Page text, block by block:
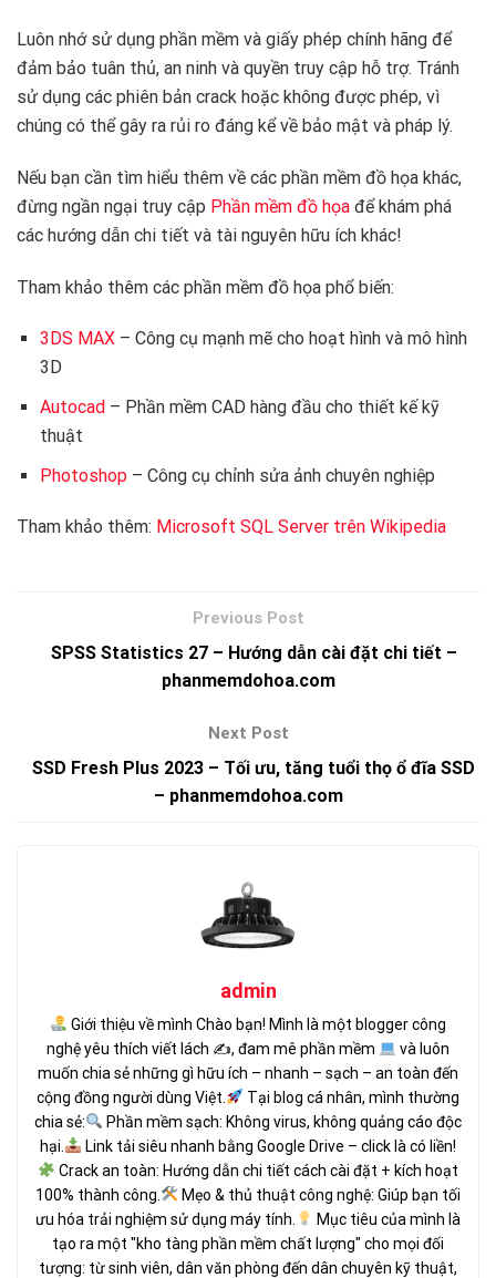
Luôn nhớ sử dụng phần mềm và giấy phép chính hãng để
đảm bảo tuân thủ, an ninh và quyền truy cập hỗ trợ. Tránh
sử dụng các phiên bản crack hoặc không được phép, vì
chúng có thể gây ra rủi ro đáng kể về bảo mật và pháp lý.
Nếu bạn cần tìm hiểu thêm về các phần mềm đồ họa khác,
đừng ngần ngại truy cập Phần mềm đồ họa để khám phá
các hướng dẫn chi tiết và tài nguyên hữu ích khác!
Tham khảo thêm các phần mềm đồ họa phổ biến:
3DS MAX– Công cụ mạnh mẽ cho hoạt hình và mô hình
3D
Autocad– Phần mềm CAD hàng đầu cho thiết kế kỹ
thuật
Photoshop– Công cụ chỉnh sửa ảnh chuyên nghiệp
Tham khảo thêm: Microsoft SQL Server trên Wikipedia
SPSS Statistics 27 – Hướng dẫn cài đặt chi tiết –
phanmemdohoa.com
SSD Fresh Plus 2023 – Tối ưu, tăng tuổi thọ ổ đĩa SSD
– phanmemdohoa.com
admin
Giới thiệu về mình Chào bạn! Mình là một blogger công
nghệ yêu thích viết lách ✍, đam mê phần mềm
và luôn
muốn chia sẻ những gì hữu ích – nhanh – sạch – an toàn đến
cộng đồng người dùng Việt.
Tại blog cá nhân, mình thường
chia sẻ:
Phần mềm sạch: Không virus, không quảng cáo độc
hại.
Link tải siêu nhanh bằng Google Drive – click là có liền!
Crack an toàn: Hướng dẫn chi tiết cách cài đặt + kích hoạt
100% thành công.
Mẹo & thủ thuật công nghệ: Giúp bạn tối
ưu hóa trải nghiệm sử dụng máy tính.
Mục tiêu của mình là
tạo ra một "kho tàng phần mềm chất lượng" cho mọi đối
tượng: từ sinh viên, dân văn phòng đến dân chuyên kỹ thuật,